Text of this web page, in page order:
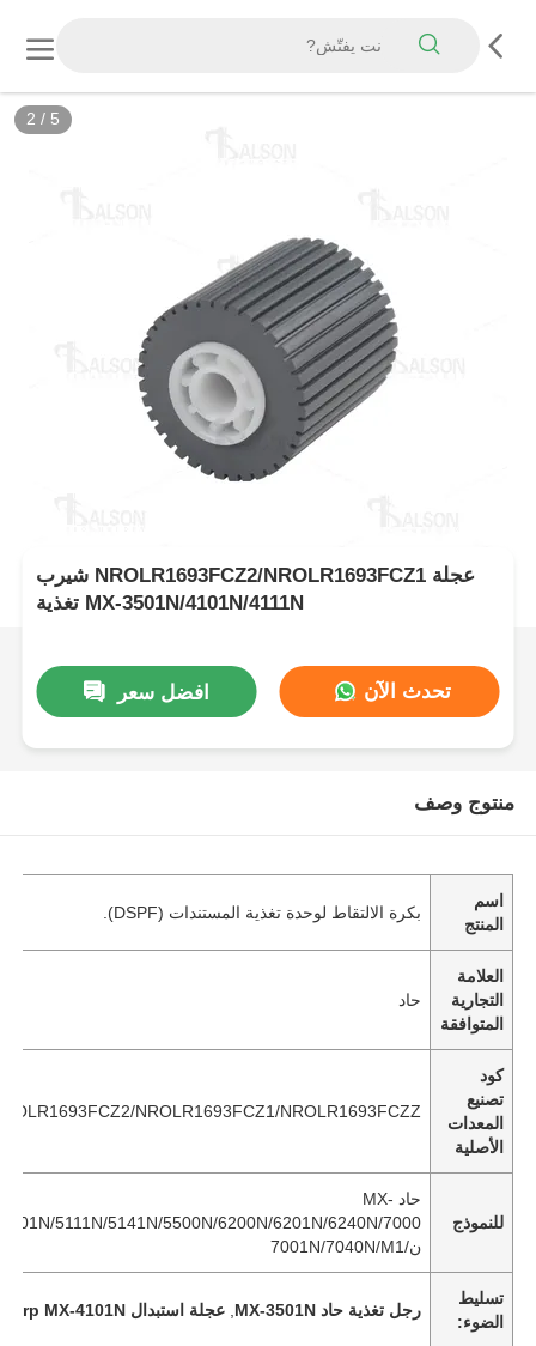
2 / 5
شيرب NROLR1693FCZ2/NROLR1693FCZ1 عجلة
تغذية MX-3501N/4101N/4111N
افضل سعر تحدث الآن
منتوج وصف
اسم
المنتج
بكرة الالتقاط لوحدة تغذية المستندات (DSPF).
العلامة
التجارية
المتوافقة
حاد
كود
تصنيع
المعدات
الأصلية
NROLR1693FCZ1/NROLR1693FCZZ
للنموذج
حاد MX-
5111N/5141N/5500N/6200N/6201N/6240N/7000
ن/7001N/7040N/M1
تسليط
الضوء:
رجل تغذية حاد MX-3501N ,عجلة استبدال Sharp MX-4101N